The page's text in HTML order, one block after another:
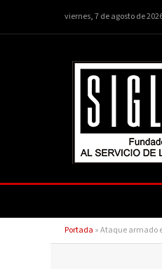
viernes, 7 de agosto de
Portada »Ataque armado